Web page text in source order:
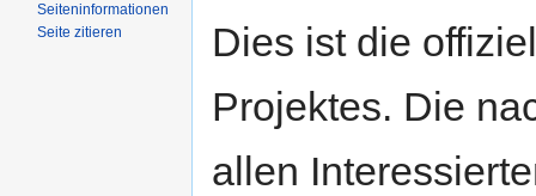
Dies ist die
Projektes. Die
allen
Seiten­informationen
Seite zitieren